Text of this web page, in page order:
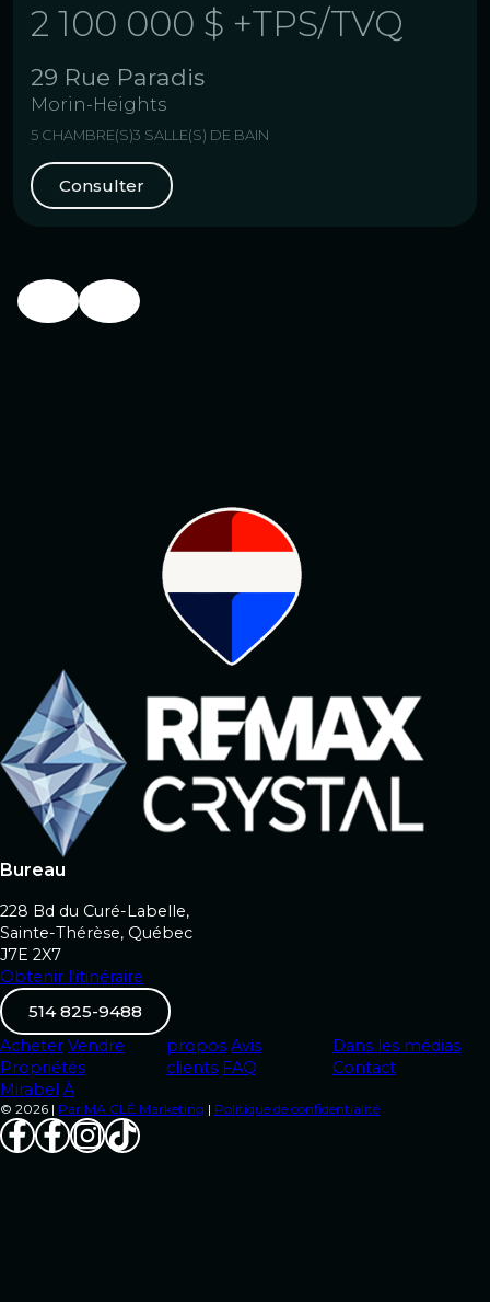
2 100 000 $ +TPS/TVQ
29 Rue Paradis
Morin-Heights
5 CHAMBRE(S)3 SALLE(S) DE BAIN
Consulter
Bureau
228 Bd du Curé-Labelle,
Sainte-Thérèse, Québec
J7E 2X7
Obtenir l'itinéraire
514 825-9488
Acheter Vendre
Propriétés
Mirabel À
propos Avis
clients FAQ
Dans les médias
Contact
© 2026 | Par MA CLÉ Marketing | Politique de confidentialité